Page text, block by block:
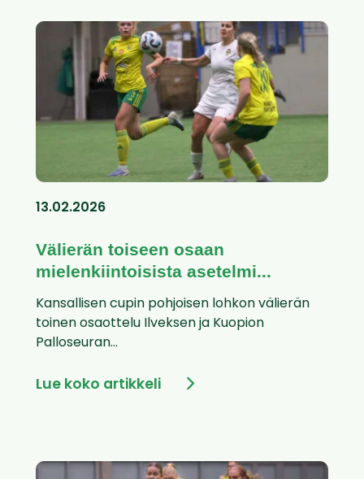
13.02.2026
Välierän toiseen osaan
mielenkiintoisista asetelmi...
Kansallisen cupin pohjoisen lohkon välierän
toinen osaottelu Ilveksen ja Kuopion
Palloseuran...
Lue koko artikkeli